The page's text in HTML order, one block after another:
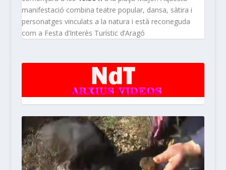
manifestació combina teatre popular, dansa, sàtira i
personatges vinculats a la natura i està reconeguda
com a Festa d’Interès Turístic d’Aragó